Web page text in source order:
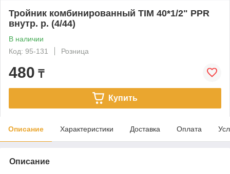
Тройник комбинированный TIM 40*1/2" PPR
внутр. р. (4/44)
В наличии
Код: 95-131
Розница
480 ₸
Купить
Описание Характеристики Доставка Оплата
Описание